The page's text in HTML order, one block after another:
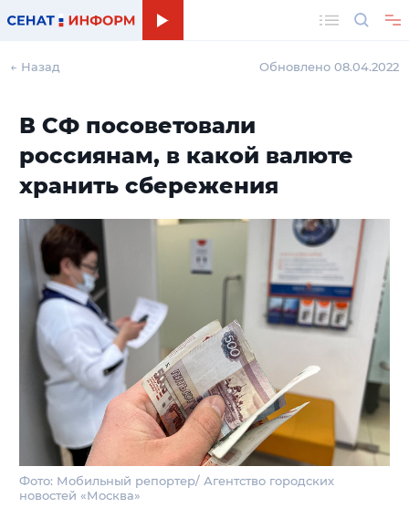
← Назад Обновлено 08.04.2022
В СФ посоветовали
россиянам, в какой валюте
хранить сбережения
Фото: Мобильный репортер/ Агентство городских
новостей «Москва»